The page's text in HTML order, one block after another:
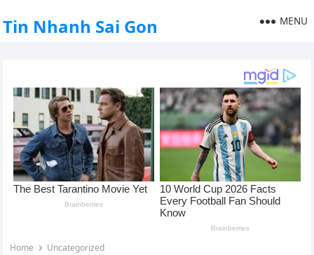
Tin Nhanh Sai Gon MENU
Home Uncategorized